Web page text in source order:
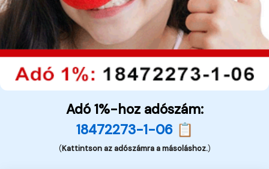
Adó 1%-hoz adószám:
18472273-1-06 📋
(Kattintson az adószámra a másoláshoz.)